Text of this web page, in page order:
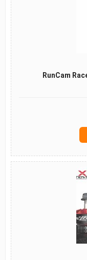
RunCam